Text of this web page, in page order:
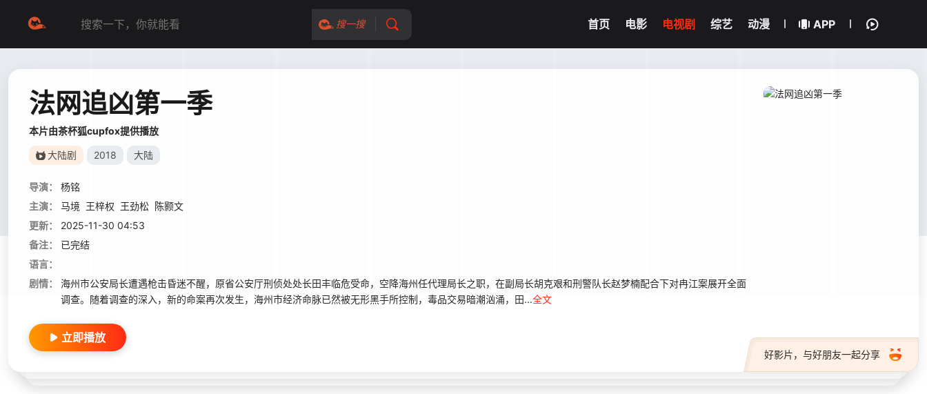
搜一搜 首页 电影 电视剧 综艺 动漫 APP
法网追凶第一季
本片由茶杯狐cupfox提供播放
大陆剧 2018 大陆
导演：
杨铭
主演：
马境 王梓权 王劲松 陈颢文
更新：
2025-11-30 04:53
备注：
已完结
语言：
剧情：
海州市公安局长遭遇枪击昏迷不醒，原省公安厅刑侦处处长田丰临危受命，空降海州任代理局长之职，在副局长胡克艰和刑警队长赵梦楠配合下对冉江案展开全面
调查。随着调查的深入，新的命案再次发生，海州市经济命脉已然被无形黑手所控制，毒品交易暗潮汹涌，田...全文
好影片，与好朋友一起分享
立即播放